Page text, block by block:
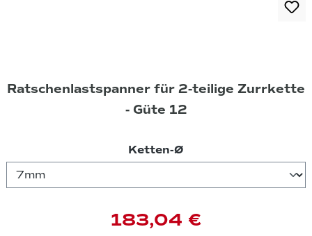
Ratschenlastspanner für 2-teilige Zurrkette
- Güte 12
Ketten-Ø
183,04 €